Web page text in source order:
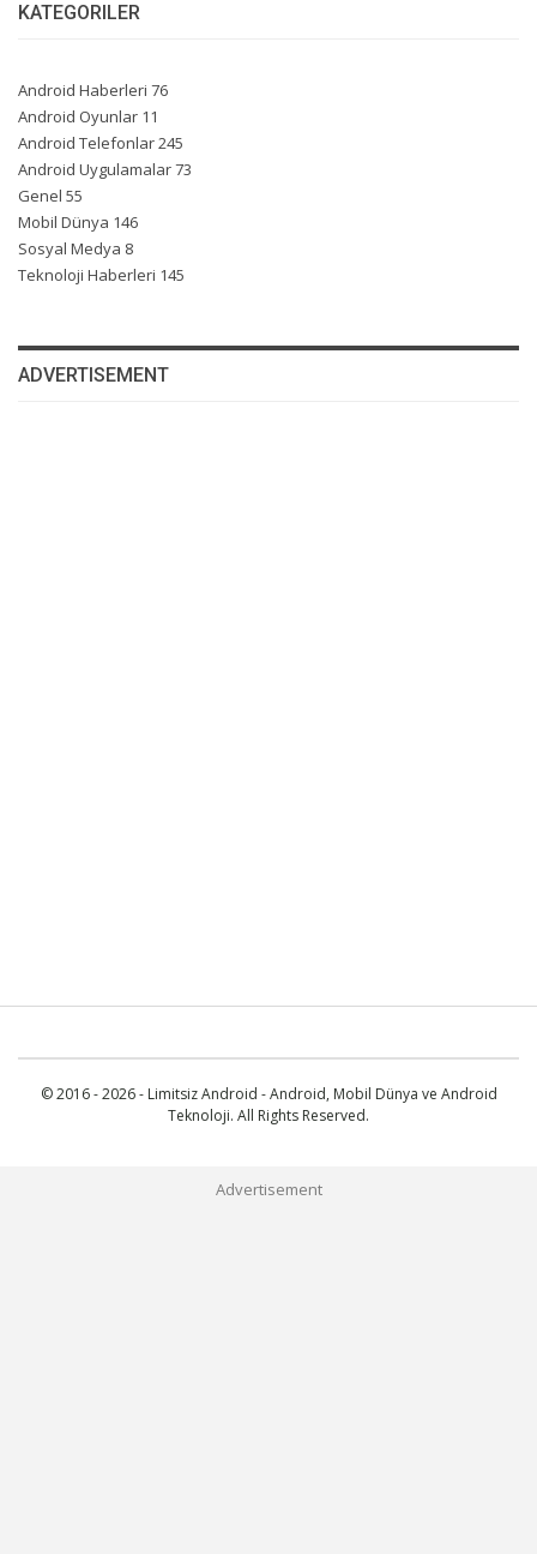
KATEGORILER
Android Haberleri 76
Android Oyunlar 11
Android Telefonlar245
Android Uygulamalar73
Genel 55
Mobil Dünya 146
Sosyal Medya 8
Teknoloji Haberleri 145
ADVERTISEMENT
© 2016 - 2026 - Limitsiz Android - Android, Mobil Dünya ve Android
Teknoloji. All Rights Reserved.
Advertisement